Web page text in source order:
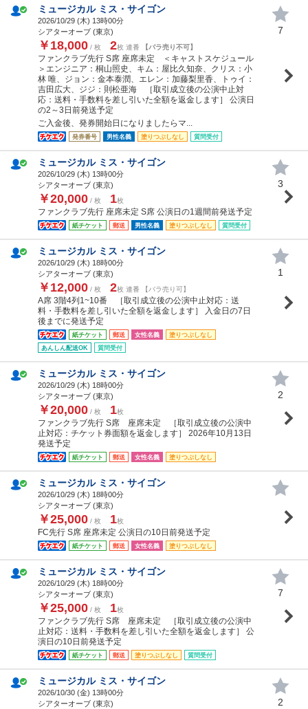
ミュージカル ミス・サイゴン
2026/10/29 (木) 13時00分
シアターオーブ (東京)
￥18,000 / 枚 2枚 連番 【バラ売り不可】
ファンクラブ先行 S席 座席未定 ＜キャストスケジュール
＞エンジニア：桐山照史、キム：屋比久知奈、クリス：小
林 唯、ジョン：金本泰潤、エレン：加藤梨里香、トゥイ：
吉田広大、ジジ：則松亜海 ［取引成立後の公演中止対
応：送料・手数料を差し引いた全額を返金します］ 公演日
の2～3日前発送予定
ご入金後、発券開始日になりましたらマ...
発券番号 男性名義 塗りつぶしなし 質問受付
7
ミュージカル ミス・サイゴン
2026/10/29 (木) 13時00分
シアターオーブ (東京)
￥20,000 / 枚 1枚
ファンクラブ先行 座席未定 S席 公演日の1週間前発送予定
紙チケット 郵送 男性名義 塗りつぶしなし 質問受付
3
ミュージカル ミス・サイゴン
2026/10/29 (木) 18時00分
シアターオーブ (東京)
￥12,000 / 枚 2枚 連番 【バラ売り可】
A席 3階4列1~10番 ［取引成立後の公演中止対応：送
料・手数料を差し引いた全額を返金します］ 入金日の7日
後までに発送予定
紙チケット 郵送 女性名義
塗りつぶしなし
あんしん配送OK
質問受付
1
ミュージカル ミス・サイゴン
2026/10/29 (木) 18時00分
シアターオーブ (東京)
￥20,000 / 枚 1枚
ファンクラブ先行 S席 座席未定 ［取引成立後の公演中
止対応：チケット券面額を返金します］ 2026年10月13日
発送予定
紙チケット 郵送 女性名義 塗りつぶしなし
2
ミュージカル ミス・サイゴン
2026/10/29 (木) 18時00分
シアターオーブ (東京)
￥25,000 / 枚 1枚
FC先行 S席 座席未定 公演日の10日前発送予定
紙チケット 郵送 女性名義 塗りつぶしなし
ミュージカル ミス・サイゴン
2026/10/29 (木) 18時00分
シアターオーブ (東京)
￥25,000 / 枚 1枚
ファンクラブ先行 S席 座席未定 ［取引成立後の公演中
止対応：送料・手数料を差し引いた全額を返金します］ 公
演日の10日前発送予定
紙チケット 郵送 塗りつぶしなし 質問受付
7
ミュージカル ミス・サイゴン
2026/10/30 (金) 13時00分
シアターオーブ (東京)
2